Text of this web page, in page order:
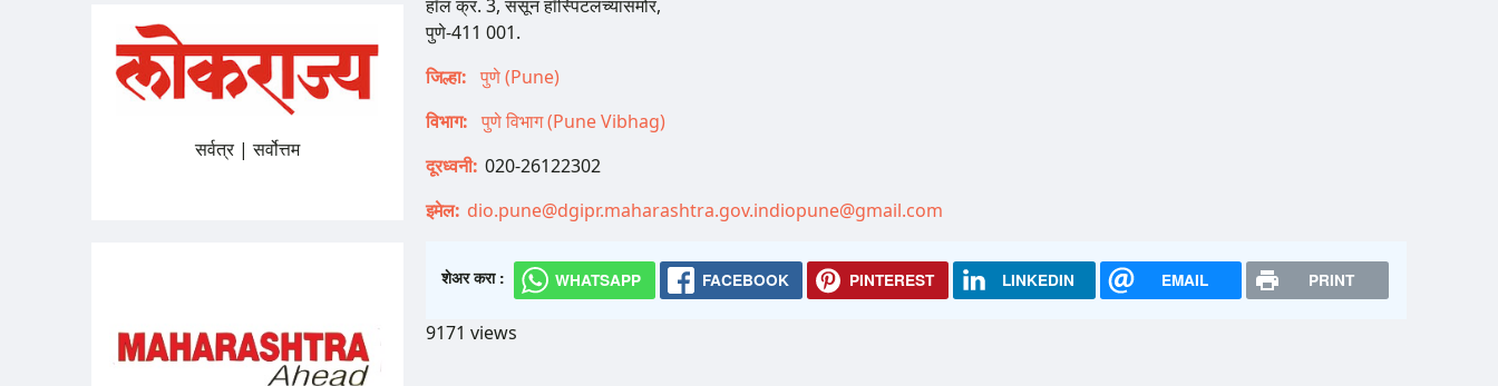
हॉल क्र. 3, ससून हॉस्प‍िटलच्यासमोर,
पुणे-411 001.
जिल्हा
पुणे (Pune)
विभाग
पुणे विभाग (Pune Vibhag)
दूरध्वनी 020-26122302
इमेल dio.pune@dgipr.maharashtra.gov.indiopune@gmail.com
शेअर करा : WHATSAPP FACEBOOK PINTEREST LINKEDIN EMAIL PRINT
9171 views
सर्वत्र | सर्वोत्तम